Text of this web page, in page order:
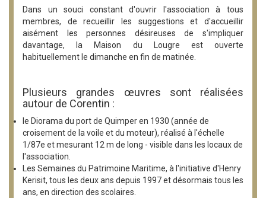
Dans un souci constant d'ouvrir l'association à tous
membres, de recueillir les suggestions et d'accueillir
aisément les personnes désireuses de s'impliquer
davantage, la Maison du Lougre est ouverte
habituellement le dimanche en fin de matinée.
Plusieurs grandes œuvres sont réalisées
autour de Corentin :
le Diorama du port de Quimper en 1930 (année de
croisement de la voile et du moteur), réalisé à l'échelle
1/87e et mesurant 12 m de long - visible dans les locaux de
l'association.
Les Semaines du Patrimoine Maritime, à l'initiative d'Henry
Kerisit, tous les deux ans depuis 1997 et désormais tous les
ans, en direction des scolaires.